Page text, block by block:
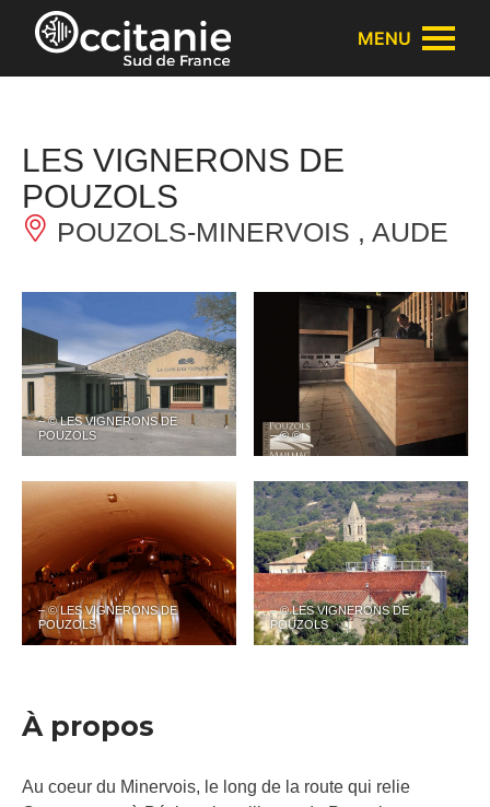
Panneau de gestion des cookies
MENU
LES VIGNERONS DE
POUZOLS
POUZOLS-MINERVOIS , AUDE
– © LES VIGNERONS DE
POUZOLS
– © ©
– © LES VIGNERONS DE
POUZOLS
– © LES VIGNERONS DE
POUZOLS
À propos
Au coeur du Minervois, le long de la route qui relie